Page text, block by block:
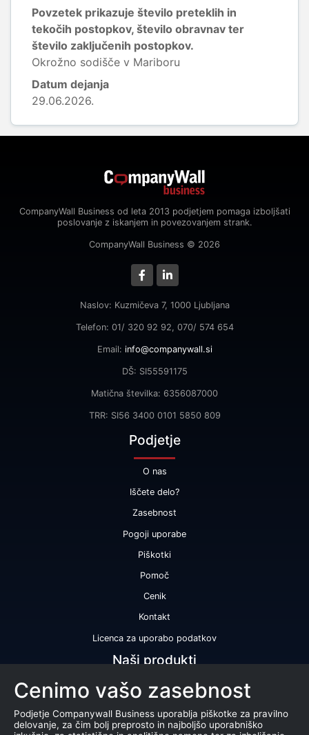
Povzetek prikazuje število preteklih in
tekočih postopkov, število obravnav ter
število zaključenih postopkov.
Okrožno sodišče v Mariboru
Datum dejanja
29.06.2026.
CompanyWall Business od leta 2013 podjetjem pomaga izboljšati
poslovanje z iskanjem in povezovanjem strank.
CompanyWall Business © 2026
Naslov: Kuzmičeva 7, 1000 Ljubljana
Telefon: 01/ 320 92 92, 070/ 574 654
Email: info@companywall.si
DŠ: SI55591175
Matična številka: 6356087000
TRR: SI56 3400 0101 5850 809
Podjetje
O nas
Iščete delo?
Zasebnost
Pogoji uporabe
Piškotki
Pomoč
Cenik
Kontakt
Licenca za uporabo podatkov
Naši produkti
Bonitetna ocena
Bonitetno poročilo
Certifikat bonitetne odličnosti
Cenimo vašo zasebnost
Podjetje Companywall Business uporablja piškotke za pravilno
delovanje, za čim bolj preprosto in najboljšo uporabniško